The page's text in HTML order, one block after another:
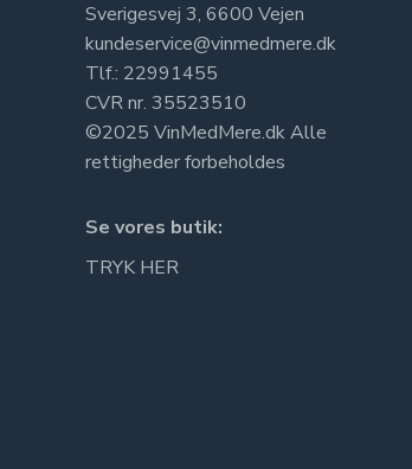
Sverigesvej 3, 6600 Vejen
kundeservice@vinmedmere.dk
Tlf.: 22991455
CVR nr. 35523510
©2025 VinMedMere.dk Alle
rettigheder forbeholdes
Se vores butik:
TRYK HER